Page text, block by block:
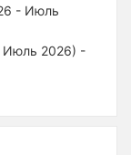
- Июль
Июль 2026) -